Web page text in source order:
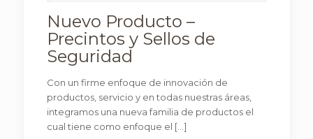
Nuevo Producto –
Precintos y Sellos de
Seguridad
Con un firme enfoque de innovación de
productos, servicio y en todas nuestras áreas,
integramos una nueva familia de productos el
cual tiene como enfoque el […]